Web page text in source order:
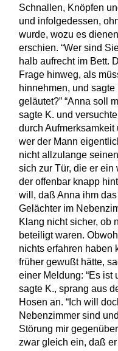
Schnallen, Knöpfen
und infolgedessen,
wurde, wozu es
erschien. “Wer sind
halb aufrecht im Bett.
Frage hinweg, als
hinnehmen, und
geläutet?” “Anna soll
sagte K. und
durch
wer der Mann
nicht allzulange
sich zur Tür, die er ein
der offenbar knapp
will, daß Anna ihm
Gelächter im
Klang nicht sicher, ob
beteiligt waren.
nichts erfahren haben
früher gewußt hätte,
einer Meldung: “Es ist
sagte K., sprang aus
Hosen an. “Ich will
Nebenzimmer sind
Störung mir
zwar gleich ein, daß